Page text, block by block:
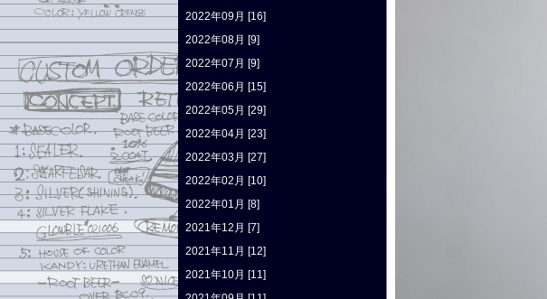
2022年09月 [16]
2022年08月 [9]
2022年07月 [9]
2022年06月 [15]
2022年05月 [29]
2022年04月 [23]
2022年03月 [27]
2022年02月 [10]
2022年01月 [8]
2021年12月 [7]
2021年11月 [12]
2021年10月 [11]